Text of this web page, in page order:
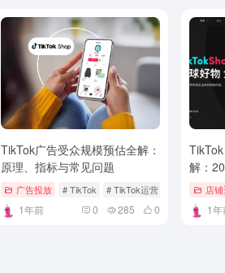
TikTok广告受众规模预估全解：
原理、指标与常见问题
广告投放 # TikTok # TikTok运营
1年前 0 285 0
解：
店
1年